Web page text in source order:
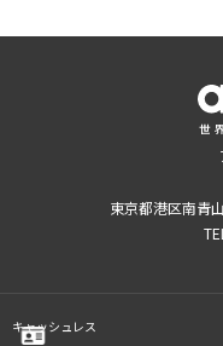
東京都港区南青
キャッシュレス